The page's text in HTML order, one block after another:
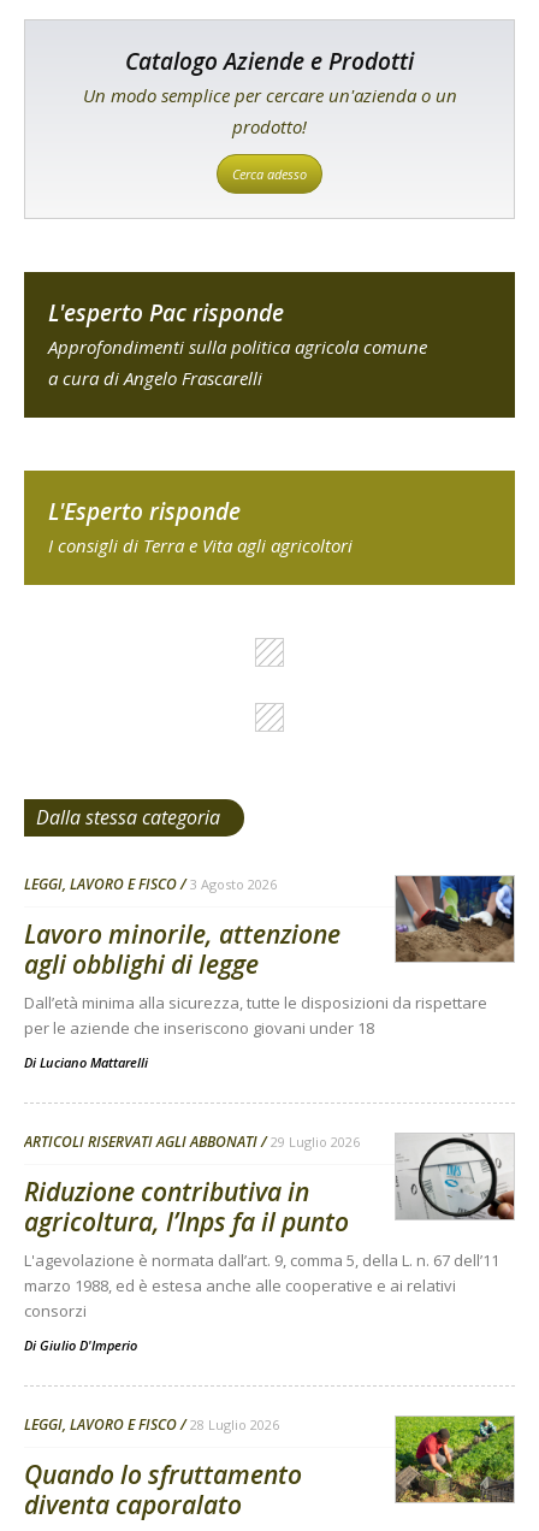
Catalogo Aziende e Prodotti
Un modo semplice per cercare un'azienda o un
prodotto!
Cerca adesso
L'esperto Pac risponde
Approfondimenti sulla politica agricola comune
a cura di Angelo Frascarelli
L'Esperto risponde
I consigli di Terra e Vita agli agricoltori
Dalla stessa categoria
LEGGI, LAVORO E FISCO 3 Agosto 2026
Lavoro minorile, attenzione
agli obblighi di legge
Dall’età minima alla sicurezza, tutte le disposizioni da rispettare
per le aziende che inseriscono giovani under 18
Di Luciano Mattarelli
ARTICOLI RISERVATI AGLI ABBONATI 29 Luglio 2026
Riduzione contributiva in
agricoltura, l’Inps fa il punto
L'agevolazione è normata dall’art. 9, comma 5, della L. n. 67 dell’11
marzo 1988, ed è estesa anche alle cooperative e ai relativi
consorzi
Di Giulio D'Imperio
LEGGI, LAVORO E FISCO 28 Luglio 2026
Quando lo sfruttamento
diventa caporalato